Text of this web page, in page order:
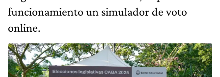
funcionamiento un simulador de voto
online.